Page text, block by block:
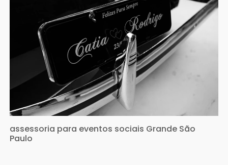
assessoria para eventos sociais Grande São
Paulo